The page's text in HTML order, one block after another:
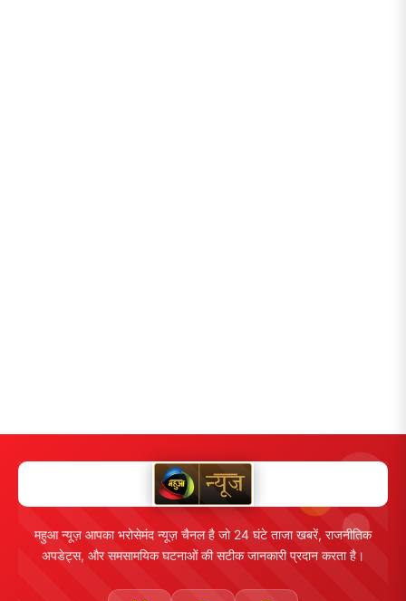
महुआ न्यूज़ आपका भरोसेमंद न्यूज़ चैनल है जो 24 घंटे ताजा खबरें, राजनीतिक
अपडेट्स, और समसामयिक घटनाओं की सटीक जानकारी प्रदान करता है।